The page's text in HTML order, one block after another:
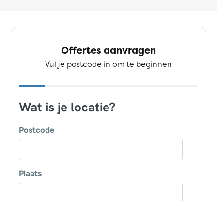
Offertes aanvragen
Vul je postcode in om te beginnen